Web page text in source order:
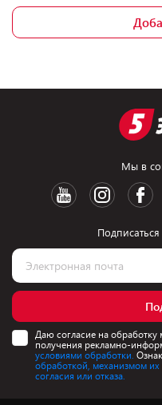
Мы в
Даю согласие на
получения рекламно-
условиями обработки.
обработкой, механизмом
согласия или отказа.